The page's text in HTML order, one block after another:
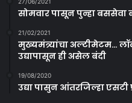
सोमवार पासून पुन्हा बससेवा
21/02/2021
मुख्यमंत्र्यांचा अल्टीमेटम…
उद्यापासून ही असेल बंदी
19/08/2020
उद्या पासुन आंतरजिल्हा एसटी